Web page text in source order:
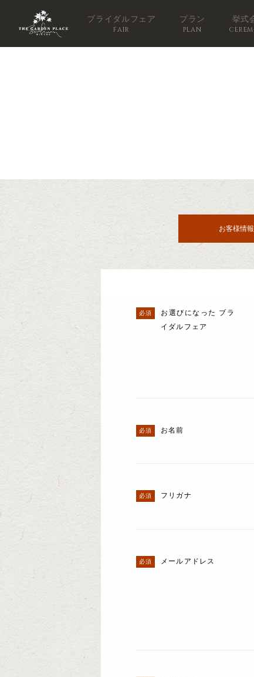
ブライダルフェア
FAIR
プラン
PLAN
挙式
お客様情
お選びになった ブラ
イダルフェア
お名前
フリガナ
メールアドレス